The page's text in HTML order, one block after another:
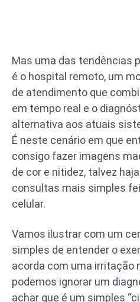
Mas uma das tendências
é o hospital remoto, um
de atendimento que
em tempo real e o
alternativa aos atuais
É neste cenário em que
consigo fazer imagens
de cor e nitidez, talvez
consultas mais simples
celular.
Vamos ilustrar com um
simples de entender o
acorda com uma irritação
podemos ignorar um
achar que é um simples